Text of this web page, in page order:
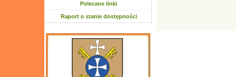
Polecane linki
Raport o stanie dostępności